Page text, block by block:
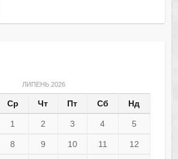
ЛИПЕНЬ 2026
Ср Чт Пт Сб Нд
1 2 3 4 5
8 9 10 11 12